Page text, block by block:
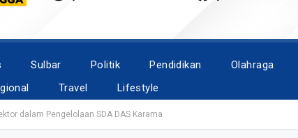
Sulbar Politik Pendidikan Olahraga
Travel Lifestyle
dalam Pengelolaan SDA DAS Karama